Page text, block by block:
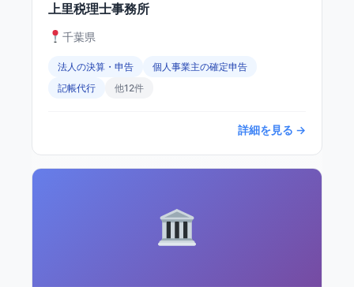
上里税理士事務所
千葉県
法人の決算・申告
個人事業主の確定申告
記帳代行
他12件
詳細を見る →